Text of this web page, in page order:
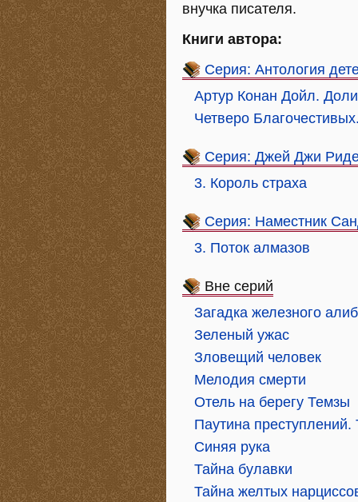
внучка писателя.
Книги автора:
Серия: Антология
Артур Конан Дойл.
Четверо
Серия: Джей Джи
3. Король страха
Серия: Наместник
3. Поток алмазов
Вне серий
Загадка железного
Зеленый ужас
Зловещий человек
Мелодия смерти
Отель на берегу Темзы
Паутина
Синяя рука
Тайна булавки
Тайна желтых